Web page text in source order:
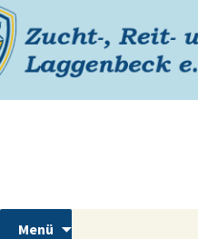
Zum
Inhalt
springenReiterverein
Menü